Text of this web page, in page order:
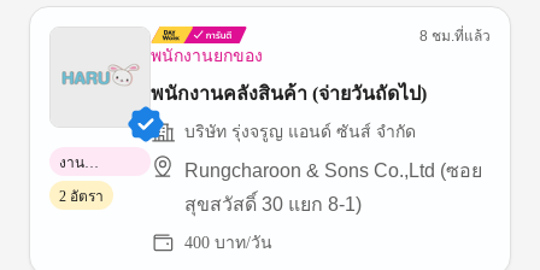
พนักงานยกของ
8 ชม.ที่แล้ว
พนักงานคลังสินค้า (จ่ายวันถัดไป)
บริษัท รุ่งจรูญ แอนด์ ซันส์ จำกัด
Rungcharoon & Sons Co.,Ltd (ซอย
สุขสวัสดิ์ 30 แยก 8-1)
400 บาท/วัน
งาน
พาร์ทไทม์
2 อัตรา